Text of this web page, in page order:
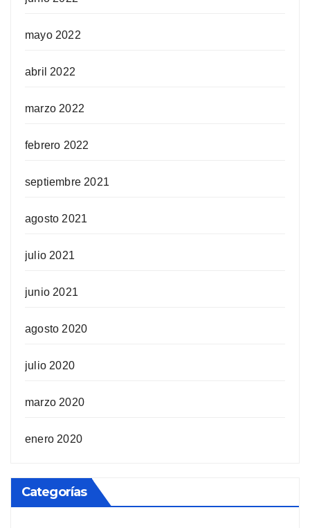
mayo 2022
abril 2022
marzo 2022
febrero 2022
septiembre 2021
agosto 2021
julio 2021
junio 2021
agosto 2020
julio 2020
marzo 2020
enero 2020
Categorías